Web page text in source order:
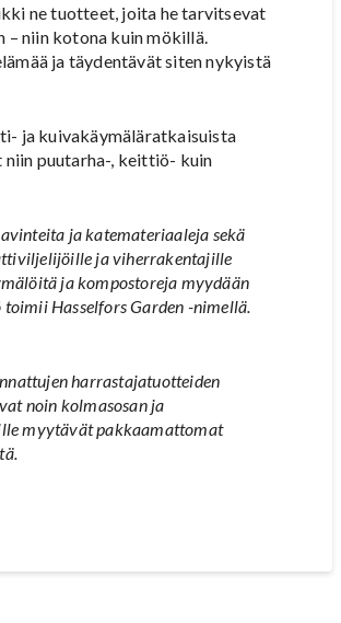
ne tuotteet, joita he tarvitsevat
– niin kotona kuin mökillä.
ja täydentävät siten nykyistä
ja kuivakäymäläratkaisuista
puutarha-, keittiö- kuin
ja katemateriaaleja sekä
ja viherrakentajille
ja kompostoreja myydään
Hasselfors Garden -nimellä.
harrastajatuotteiden
noin kolmasosan ja
myytävät pakkaamattomat